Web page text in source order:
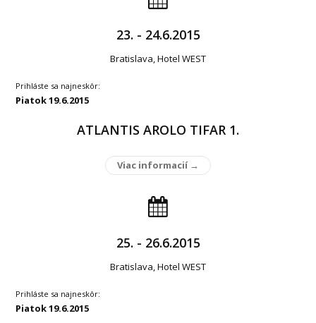
23. - 24.6.2015
Bratislava, Hotel WEST
Prihláste sa najneskôr:
Piatok 19.6.2015
ATLANTIS AROLO TIFAR 1.
Viac informacií →
25. - 26.6.2015
Bratislava, Hotel WEST
Prihláste sa najneskôr:
Piatok 19.6.2015